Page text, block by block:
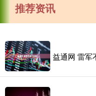
推荐资讯
益通网 雷军